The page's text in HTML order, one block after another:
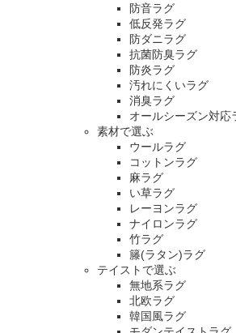
防音ラグ
低反発ラグ
防ダニラグ
抗菌防臭ラグ
防炎ラグ
汚れにくいラグ
消臭ラグ
オールシーズン対応
素材で選ぶ
ウールラグ
コットンラグ
麻ラグ
い草ラグ
レーヨンラグ
ナイロンラグ
竹ラグ
籐(ラタン)ラグ
テイストで選ぶ
無地系ラグ
北欧ラグ
韓国風ラグ